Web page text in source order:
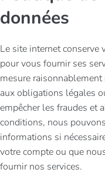
données
Le site internet conserve
pour vous fournir ses
mesure
aux obligations légales
empêcher les fraudes et
conditions, nous
informations si
votre compte ou que
fournir nos services.